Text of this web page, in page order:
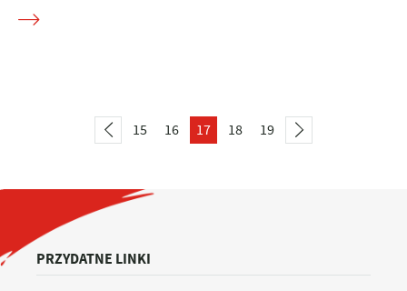
15 16 17 18 19
PRZYDATNE LINKI